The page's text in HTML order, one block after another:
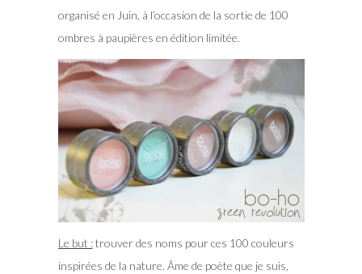
organisé en Juin, à l’occasion de la sortie de 100
ombres à paupières en édition limitée.
Le but :trouver des noms pour ces 100 couleurs
inspirées de la nature. Âme de poète que je suis,